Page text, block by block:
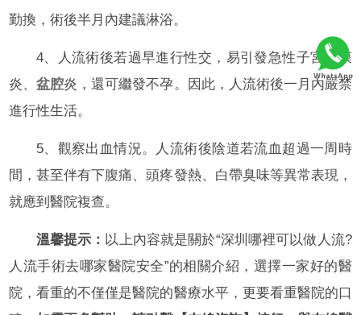
勤換，術後半月內建議淋浴。
4、人流術後若過早進行性交，易引發急性子宮內膜
炎、盆腔炎，還可繼發不孕。因此，人流術後一月內嚴禁
進行性生活。
5、觀察出血情況。人流術後陰道若流血超過一周時
間，甚至伴有下腹痛、頭疼發熱、白帶臭味等異常表現，
就應到醫院複查。
溫馨提示： 以上內容就是關於“深圳哪裡可以做人流?
人流手術去哪家醫院安全”的相關介紹，選擇一家好的醫
院，看重的不僅僅是醫院的醫療水平，更要看重醫院的口